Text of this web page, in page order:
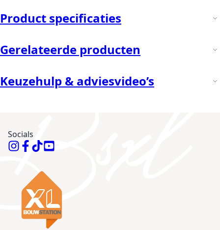
Product specificaties
Gerelateerde producten
Keuzehulp & adviesvideo’s
Socials